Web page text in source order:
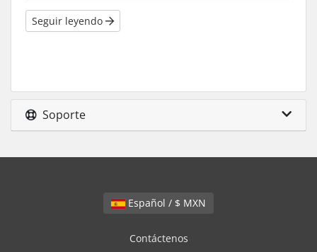
Seguir leyendo
Soporte
Español / $ MXN
Contáctenos